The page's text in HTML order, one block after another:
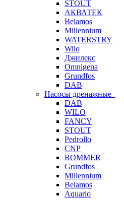
STOUT
АКВАТЕК
Belamos
Millennium
WATERSTRY
Wilo
Джилекс
Omnigena
Grundfos
DAB
Насосы дренажные
DAB
WILO
FANCY
STOUT
Pedrollo
CNP
ROMMER
Grundfos
Millennium
Belamos
Aquario